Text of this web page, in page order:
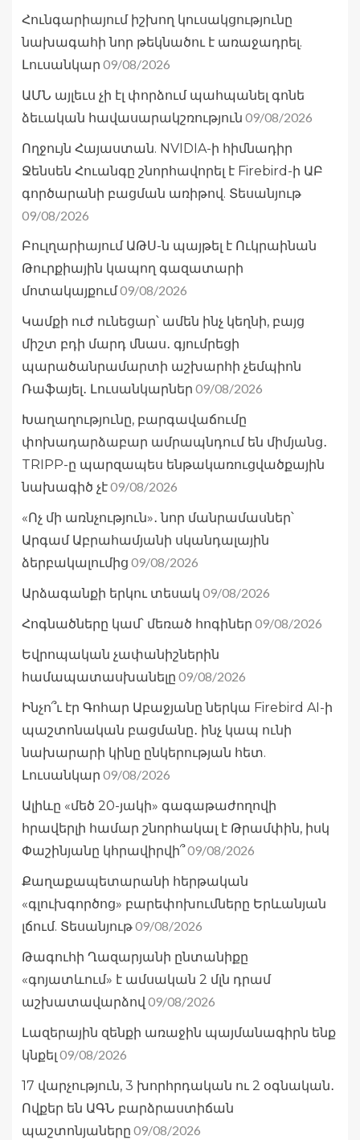
Հունգարիայում իշխող կուսակցությունը
նախագահի նոր թեկնածու է առաջադրել.
Լուսանկար 09/08/2026
ԱՄՆ այլեւս չի էլ փորձում պահպանել գոնե
ձեւական հավասարակշռություն 09/08/2026
Ողջույն Հայաստան. NVIDIA-ի հիմնադիր
Ջենսեն Հուանգը շնորհավորել է Firebird-ի ԱԲ
գործարանի բացման առիթով. Տեսանյութ
09/08/2026
Բուլղարիայում ԱԹՍ-ն պայթել է Ուկրաինան
Թուրքիային կապող գազատարի
մոտակայքում09/08/2026
Կամքի ուժ ունեցար՝ ամեն ինչ կեղնի, բայց
միշտ բդի մարդ մնաս․ գյումրեցի
պարածանրամարտի աշխարհի չեմպիոն
Ռաֆայել․ Լուսանկարներ 09/08/2026
Խաղաղությունը, բարգավաճումը
փոխադարձաբար ամրապնդում են միմյանց․
TRIPP-ը պարզապես ենթակառուցվածքային
նախագիծ չէ09/08/2026
«Ոչ մի առնչություն»․ նոր մանրամասներ՝
Արգամ Աբրահամյանի սկանդալային
ձերբակալումից 09/08/2026
Արձագանքի երկու տեսակ 09/08/2026
Հոգնածները կամ՝ մեռած հոգիներ 09/08/2026
Եվրոպական չափանիշներին
համապատասխանելը 09/08/2026
Ինչո՞ւ էր Գոհար Աբաջյանը ներկա Firebird AI-ի
պաշտոնական բացմանը․ ինչ կապ ունի
նախարարի կինը ընկերության հետ.
Լուսանկար 09/08/2026
Ալիևը «մեծ 20-յակի» գագաթաժողովի
հրավերլի համար շնորհակալ է Թրամփին, իսկ
Փաշինյանը կհրավիրվի՞09/08/2026
Քաղաքապետարանի հերթական
«գլուխգործոց» բարեփոխումները Երևանյան
լճում. Տեսանյութ09/08/2026
Թագուհի Ղազարյանի ընտանիքը
«գոյատևում» է ամսական 2 մլն դրամ
աշխատավարձով 09/08/2026
Լազերային զենքի առաջին պայմանագիրն ենք
կնքել 09/08/2026
17 վարչություն, 3 խորհրդական ու 2 օգնական․
Ովքեր են ԱԳՆ բարձրաստիճան
պաշտոնյաները 09/08/2026